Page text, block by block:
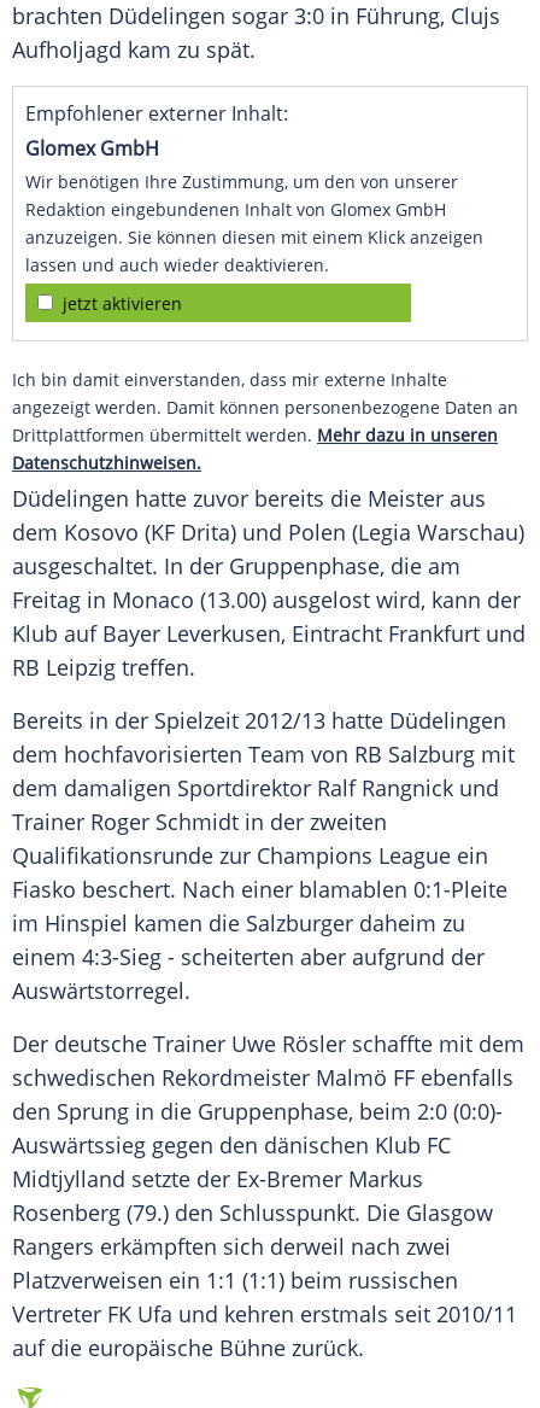
brachten Düdelingen sogar 3:0 in Führung, Clujs
Aufholjagd kam zu spät.
Empfohlener externer Inhalt:
Glomex GmbH
Wir benötigen Ihre Zustimmung, um den von unserer
Redaktion eingebundenen Inhalt von Glomex GmbH
anzuzeigen. Sie können diesen mit einem Klick anzeigen
lassen und auch wieder deaktivieren.
jetzt aktivieren
Ich bin damit einverstanden, dass mir externe Inhalte
angezeigt werden. Damit können personenbezogene Daten an
Drittplattformen übermittelt werden. Mehr dazu in unseren
Datenschutzhinweisen.
Düdelingen hatte zuvor bereits die Meister aus
dem Kosovo (KF Drita) und Polen (Legia Warschau)
ausgeschaltet. In der Gruppenphase, die am
Freitag in Monaco (13.00) ausgelost wird, kann der
Klub auf Bayer Leverkusen, Eintracht Frankfurt und
RB Leipzig treffen.
Bereits in der Spielzeit 2012/13 hatte Düdelingen
dem hochfavorisierten Team von RB Salzburg mit
dem damaligen Sportdirektor Ralf Rangnick und
Trainer Roger Schmidt in der zweiten
Qualifikationsrunde zur Champions League ein
Fiasko beschert. Nach einer blamablen 0:1-Pleite
im Hinspiel kamen die Salzburger daheim zu
einem 4:3-Sieg - scheiterten aber aufgrund der
Auswärtstorregel.
Der deutsche Trainer Uwe Rösler schaffte mit dem
schwedischen Rekordmeister Malmö FF ebenfalls
den Sprung in die Gruppenphase, beim 2:0 (0:0)-
Auswärtssieg gegen den dänischen Klub FC
Midtjylland setzte der Ex-Bremer Markus
Rosenberg (79.) den Schlusspunkt. Die Glasgow
Rangers erkämpften sich derweil nach zwei
Platzverweisen ein 1:1 (1:1) beim russischen
Vertreter FK Ufa und kehren erstmals seit 2010/11
auf die europäische Bühne zurück.